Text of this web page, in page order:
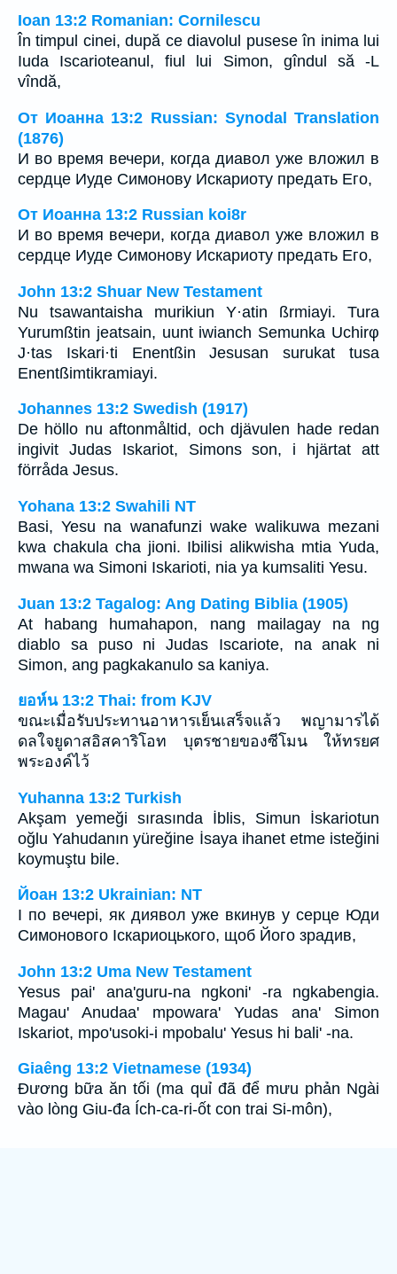
Ioan 13:2 Romanian: Cornilescu
În timpul cinei, după ce diavolul pusese în inima lui
Iuda Iscarioteanul, fiul lui Simon, gîndul să -L
vîndă,
От Иоанна 13:2 Russian: Synodal Translation
(1876)
И во время вечери, когда диавол уже вложил в
сердце Иуде Симонову Искариоту предать Его,
От Иоанна 13:2 Russian koi8r
И во время вечери, когда диавол уже вложил в
сердце Иуде Симонову Искариоту предать Его,
John 13:2 Shuar New Testament
Nu tsawantaisha murikiun Y·atin ßrmiayi. Tura
Yurumßtin jeatsain, uunt iwianch Semunka Uchirφ
J·tas Iskari·ti Enentßin Jesusan surukat tusa
Enentßimtikramiayi.
Johannes 13:2 Swedish (1917)
De höllo nu aftonmåltid, och djävulen hade redan
ingivit Judas Iskariot, Simons son, i hjärtat att
förråda Jesus.
Yohana 13:2 Swahili NT
Basi, Yesu na wanafunzi wake walikuwa mezani
kwa chakula cha jioni. Ibilisi alikwisha mtia Yuda,
mwana wa Simoni Iskarioti, nia ya kumsaliti Yesu.
Juan 13:2 Tagalog: Ang Dating Biblia (1905)
At habang humahapon, nang mailagay na ng
diablo sa puso ni Judas Iscariote, na anak ni
Simon, ang pagkakanulo sa kaniya.
ยอห์น 13:2 Thai: from KJV
ขณะเมื่อรับประทานอาหารเย็นเสร็จแล้ว พญามารได้
ดลใจยูดาสอิสคาริโอท บุตรชายของซีโมน ให้ทรยศ
พระองค์ไว้
Yuhanna 13:2 Turkish
Akşam yemeği sırasında İblis, Simun İskariotun
oğlu Yahudanın yüreğine İsaya ihanet etme isteğini
koymuştu bile.
Йоан 13:2 Ukrainian: NT
І по вечері, як диявол уже вкинув у серце Юди
Симонового Іскариоцького, щоб Його зрадив,
John 13:2 Uma New Testament
Yesus pai' ana'guru-na ngkoni' -ra ngkabengia.
Magau' Anudaa' mpowara' Yudas ana' Simon
Iskariot, mpo'usoki-i mpobalu' Yesus hi bali' -na.
Giaêng 13:2 Vietnamese (1934)
Ðương bữa ăn tối (ma quỉ đã để mưu phản Ngài
vào lòng Giu-đa Ích-ca-ri-ốt con trai Si-môn),